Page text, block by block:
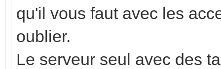
qu'il vous faut avec les
oublier.
Le serveur seul avec des